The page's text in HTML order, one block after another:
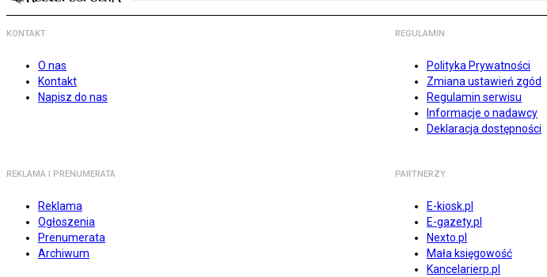
KONTAKT
O nas
Kontakt
Napisz do nas
REGULAMIN
Polityka Prywatności
Zmiana ustawień zgód
Regulamin serwisu
Informacje o nadawcy
Deklaracja dostępności
REKLAMA I PRENUMERATA
Reklama
Ogłoszenia
Prenumerata
Archiwum
PARTNERZY
E-kiosk.pl
E-gazety.pl
Nexto.pl
Mała księgowość
Kancelarierp.pl